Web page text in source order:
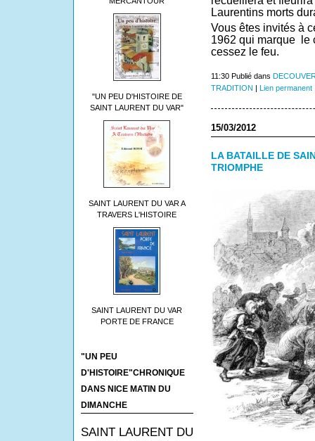
"UN PEU D'HISTOIRE DE
SAINT LAURENT DU VAR"
SAINT LAURENT DU VAR A
TRAVERS L'HISTOIRE
SAINT LAURENT DU VAR
PORTE DE FRANCE
"UN PEU
D'HISTOIRE"CHRONIQUE
DANS NICE MATIN DU
DIMANCHE
SAINT LAURENT DU
Laurentins morts
Vous êtes invités à
1962 qui marque le
cessez le feu.
11:30 Publié dans
TRADITION | Lien permanent
15/03/2012
LA BATAILLE DE
TRIOMPHE